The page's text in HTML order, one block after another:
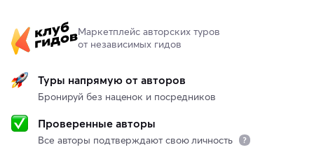
Маркетплейс авторских туров
от независимых гидов
Туры напрямую от авторов
Бронируй без наценок и посредников
Проверенные авторы
Все авторы подтверждают свою личность